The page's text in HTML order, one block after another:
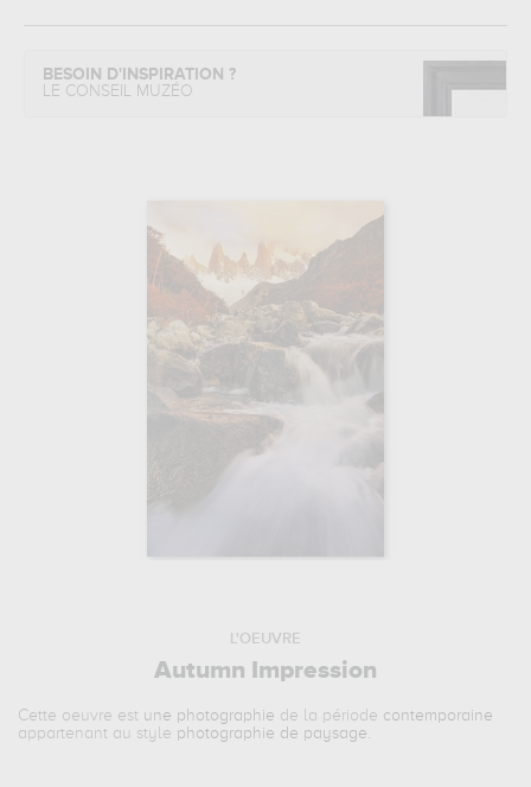
BESOIN D'INSPIRATION ?
LE CONSEIL MUZÉO
L'OEUVRE
Autumn Impression
Cette oeuvre est une photographie de la période contemporaine
appartenant au style photographie de paysage.